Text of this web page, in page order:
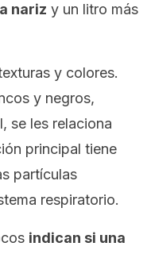
nariz y un litro más
y colores.
y negros,
se les relaciona
principal tiene
partículas
respiratorio.
indican si una